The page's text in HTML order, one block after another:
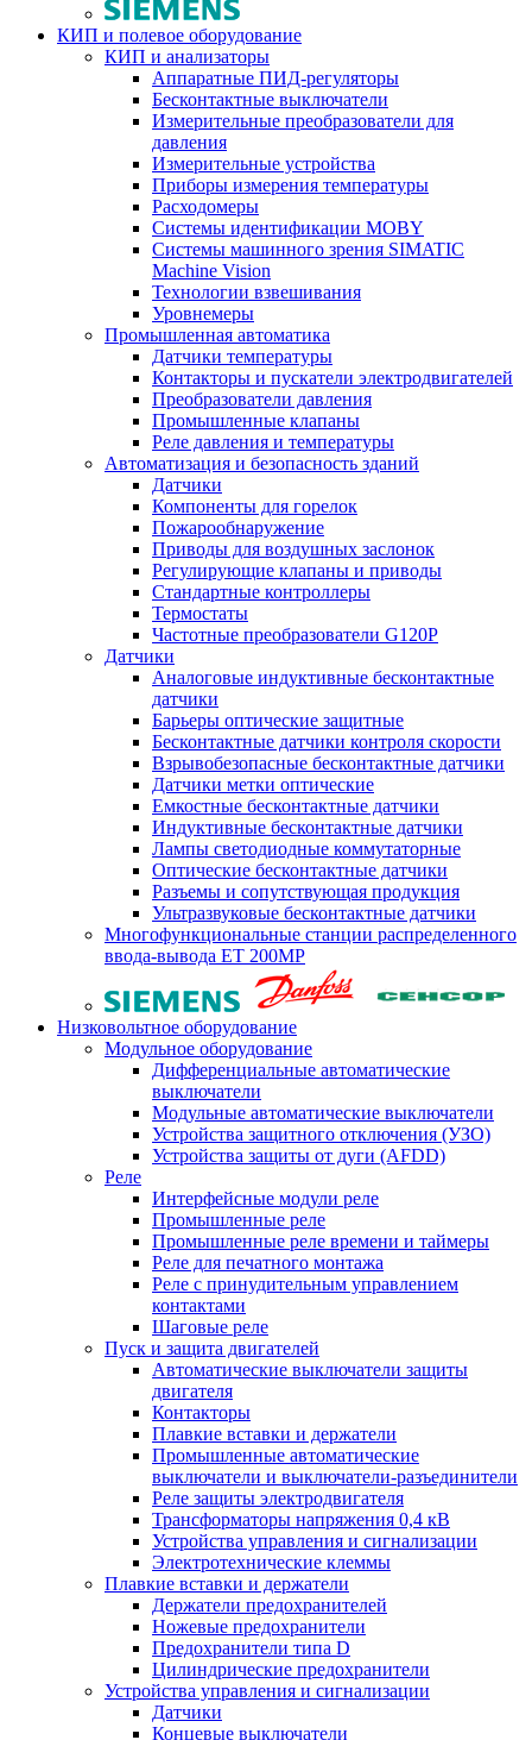
КИП и полевое оборудование
КИП и анализаторы
Аппаратные ПИД-регуляторы
Бесконтактные выключатели
Измерительные преобразователи для
давления
Измерительные устройства
Приборы измерения температуры
Расходомеры
Системы идентификации MOBY
Системы машинного зрения SIMATIC
Machine Vision
Технологии взвешивания
Уровнемеры
Промышленная автоматика
Датчики температуры
Контакторы и пускатели электродвигателей
Преобразователи давления
Промышленные клапаны
Реле давления и температуры
Автоматизация и безопасность зданий
Датчики
Компоненты для горелок
Пожарообнаружение
Приводы для воздушных заслонок
Регулирующие клапаны и приводы
Стандартные контроллеры
Термостаты
Частотные преобразователи G120P
Датчики
Аналоговые индуктивные бесконтактные
датчики
Барьеры оптические защитные
Бесконтактные датчики контроля скорости
Взрывобезопасные бесконтактные датчики
Датчики метки оптические
Емкостные бесконтактные датчики
Индуктивные бесконтактные датчики
Лампы светодиодные коммутаторные
Оптические бесконтактные датчики
Разъемы и сопутствующая продукция
Ультразвуковые бесконтактные датчики
Многофункциональные станции распределенного
ввода-вывода ET 200MP
Низковольтное оборудование
Модульное оборудование
Дифференциальные автоматические
выключатели
Модульные автоматические выключатели
Устройства защитного отключения (УЗО)
Устройства защиты от дуги (AFDD)
Реле
Интерфейсные модули реле
Промышленные реле
Промышленные реле времени и таймеры
Реле для печатного монтажа
Реле с принудительным управлением
контактами
Шаговые реле
Пуск и защита двигателей
Автоматические выключатели защиты
двигателя
Контакторы
Плавкие вставки и держатели
Промышленные автоматические
выключатели и выключатели-разъединители
Реле защиты электродвигателя
Трансформаторы напряжения 0,4 кВ
Устройства управления и сигнализации
Электротехнические клеммы
Плавкие вставки и держатели
Держатели предохранителей
Ножевые предохранители
Предохранители типа D
Цилиндрические предохранители
Устройства управления и сигнализации
Датчики
Концевые выключатели